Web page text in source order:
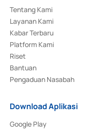
Tentang Kami
Layanan Kami
Kabar Terbaru
Platform Kami
Riset
Bantuan
Pengaduan Nasabah
Download Aplikasi
Google Play